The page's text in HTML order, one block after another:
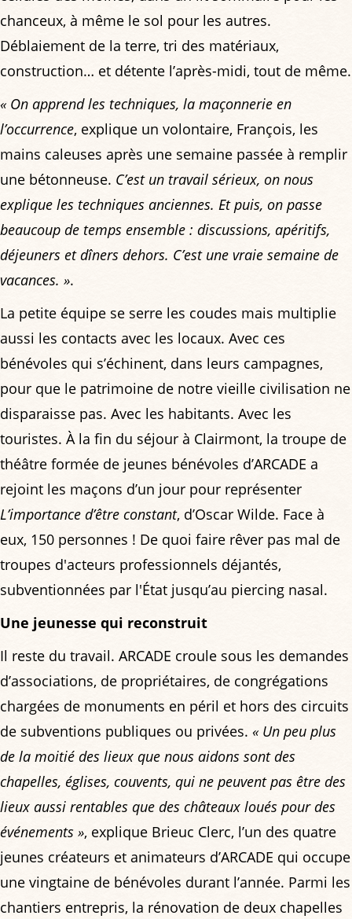
chanceux, à même le sol pour les autres.
Déblaiement de la terre, tri des matériaux,
construction… et détente l’après-midi, tout de même.
« On apprend les techniques, la maçonnerie en
l’occurrence, explique un volontaire, François, les
mains caleuses après une semaine passée à remplir
une bétonneuse. C’est un travail sérieux, on nous
explique les techniques anciennes. Et puis, on passe
beaucoup de temps ensemble : discussions, apéritifs,
déjeuners et dîners dehors. C’est une vraie semaine de
vacances. ».
La petite équipe se serre les coudes mais multiplie
aussi les contacts avec les locaux. Avec ces
bénévoles qui s’échinent, dans leurs campagnes,
pour que le patrimoine de notre vieille civilisation ne
disparaisse pas. Avec les habitants. Avec les
touristes. À la fin du séjour à Clairmont, la troupe de
théâtre formée de jeunes bénévoles d’ARCADE a
rejoint les maçons d’un jour pour représenter
L’importance d’être constant, d’Oscar Wilde. Face à
eux, 150 personnes ! De quoi faire rêver pas mal de
troupes d'acteurs professionnels déjantés,
subventionnées par l'État jusqu’au piercing nasal.
Une jeunesse qui reconstruit
Il reste du travail. ARCADE croule sous les demandes
d’associations, de propriétaires, de congrégations
chargées de monuments en péril et hors des circuits
de subventions publiques ou privées. « Un peu plus
de la moitié des lieux que nous aidons sont des
chapelles, églises, couvents, qui ne peuvent pas être des
lieux aussi rentables que des châteaux loués pour des
événements », explique Brieuc Clerc, l’un des quatre
jeunes créateurs et animateurs d’ARCADE qui occupe
une vingtaine de bénévoles durant l’année. Parmi les
chantiers entrepris, la rénovation de deux chapelles